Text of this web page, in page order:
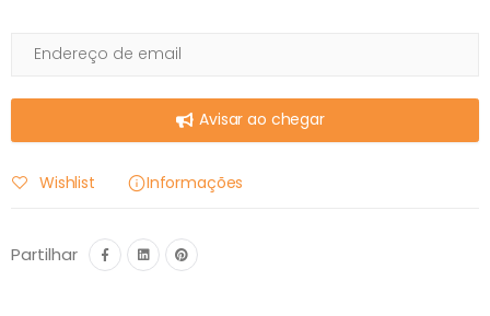
Avisar ao chegar
Wishlist Informações
Partilhar